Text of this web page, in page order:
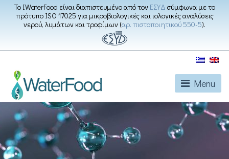
Το IWaterFood είναι διαπιστευμένο από τον ΕΣΥΔ σύμφωνα με το
πρότυπο ISO 17025 για μικροβιολογικές και ιολογικές αναλύσεις
νερού, λυμάτων και τροφίμων (αρ. πιστοποιητικού 550-5).
Menu